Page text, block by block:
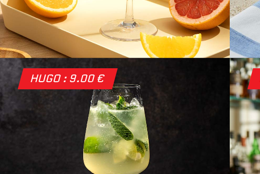
HUGO : 9.00 €